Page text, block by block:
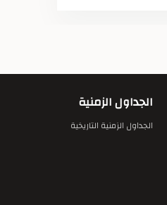
الجداول الزمنية
الجداول الزمنية التاريخية